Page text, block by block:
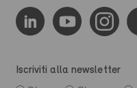
Iscriviti alla newsletter